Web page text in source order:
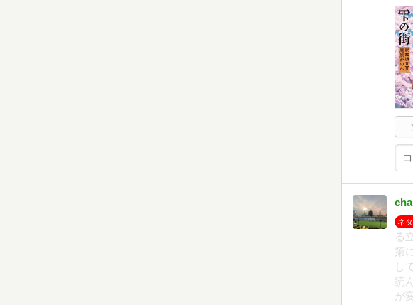
ネ
る
第
し
読
が